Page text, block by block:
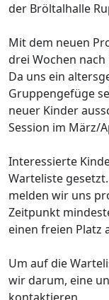
der Bröltalhalle
Mit dem neuen
drei Wochen nach
Da uns ein
Gruppengefüge
neuer Kinder
Session im März/
Interessierte
Warteliste
melden wir uns
Zeitpunkt
einen freien Platz
Um auf die
wir darum, eine